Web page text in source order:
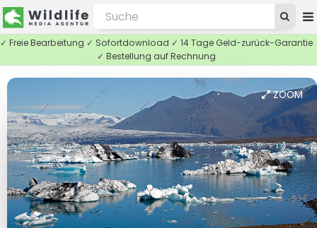
✓ Freie Bearbeitung ✓ Sofortdownload ✓ 14 Tage Geld-zurück-Garantie
✓ Bestellung auf Rechnung
ZOOM